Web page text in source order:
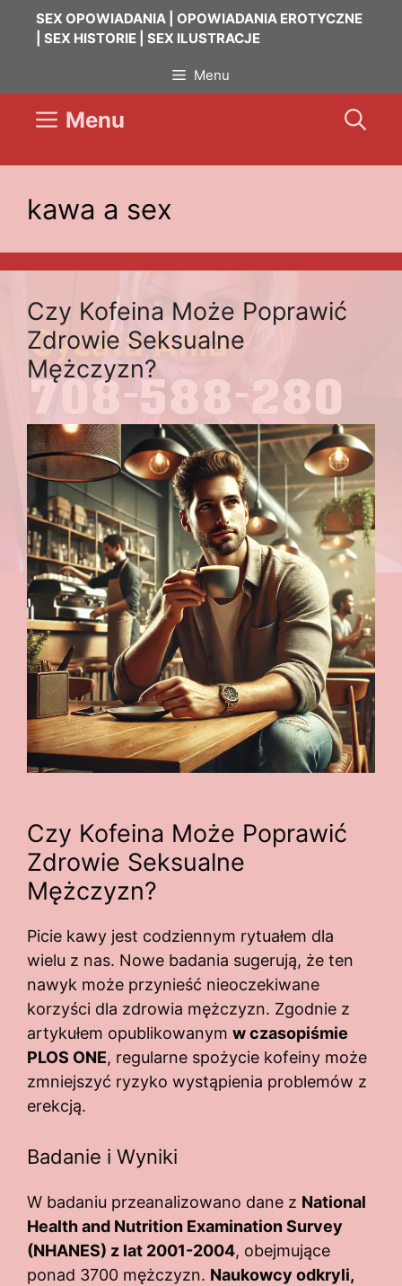
PrzejdźSEX OPOWIADANIA | OPOWIADANIA EROTYCZNE
| SEX HISTORIE | SEX ILUSTRACJE
Menu
Menu
kawa a sex
Czy Kofeina Może Poprawić
Zdrowie Seksualne
Mężczyzn?
Czy Kofeina Może Poprawić
Zdrowie Seksualne
Mężczyzn?
Picie kawy jest codziennym rytuałem dla
wielu z nas. Nowe badania sugerują, że ten
nawyk może przynieść nieoczekiwane
korzyści dla zdrowia mężczyzn. Zgodnie z
artykułem opublikowanym w czasopiśmie
PLOS ONE, regularne spożycie kofeiny może
zmniejszyć ryzyko wystąpienia problemów z
erekcją.
Badanie i Wyniki
W badaniu przeanalizowano dane z National
Health and Nutrition Examination Survey
(NHANES) z lat 2001-2004, obejmujące
ponad 3700 mężczyzn. Naukowcy odkryli,